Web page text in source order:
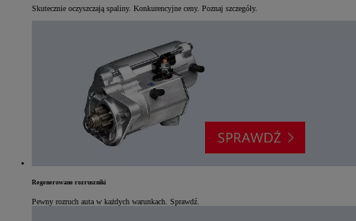
Skutecznie oczyszczają spaliny. Konkurencyjne ceny. Poznaj szczegóły.
Regenerowane rozruszniki
Pewny rozruch auta w każdych warunkach. Sprawdź.